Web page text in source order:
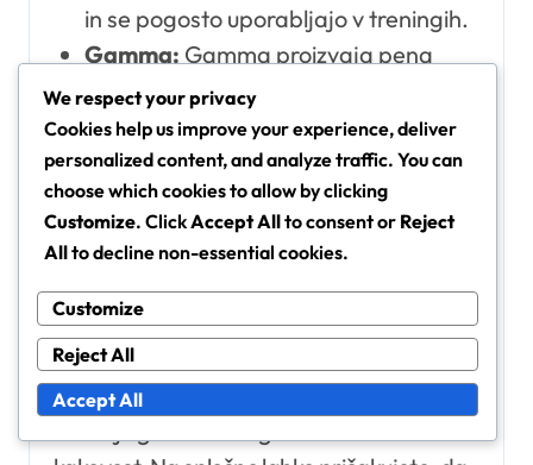
in se pogosto uporabljajo v treningih.
Gamma: Gamma proizvaja pena
žoge, ki so trpežne in zagotavljajo
odlično odbijanje, kar jih dela
priljubljene med trenerji.
Prince:Prince ponuja pena žoge, ki
so lahke in enostavne za rokovanje,
idealne za mlajše igralce.
Cenovni razponi za kakovostne
pena teniške žoge
Cena pena teniških žog se lahko znatno
We respect your privacy
Cookies help us improve your experience, deliver
personalized content, and analyze traffic. You can
choose which cookies to allow by clicking
Customize. ClickAccept Allto consent or Reject
Allto decline non-essential cookies.
Customize
Reject All
Accept All